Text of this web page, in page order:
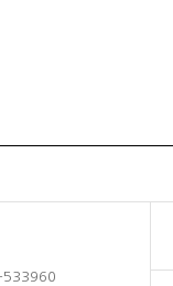
533960